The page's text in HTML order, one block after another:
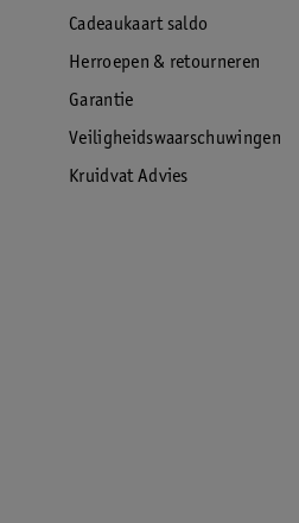
Cadeaukaart saldo
Herroepen & retourneren
Garantie
Veiligheidswaarschuwingen
Kruidvat Advies